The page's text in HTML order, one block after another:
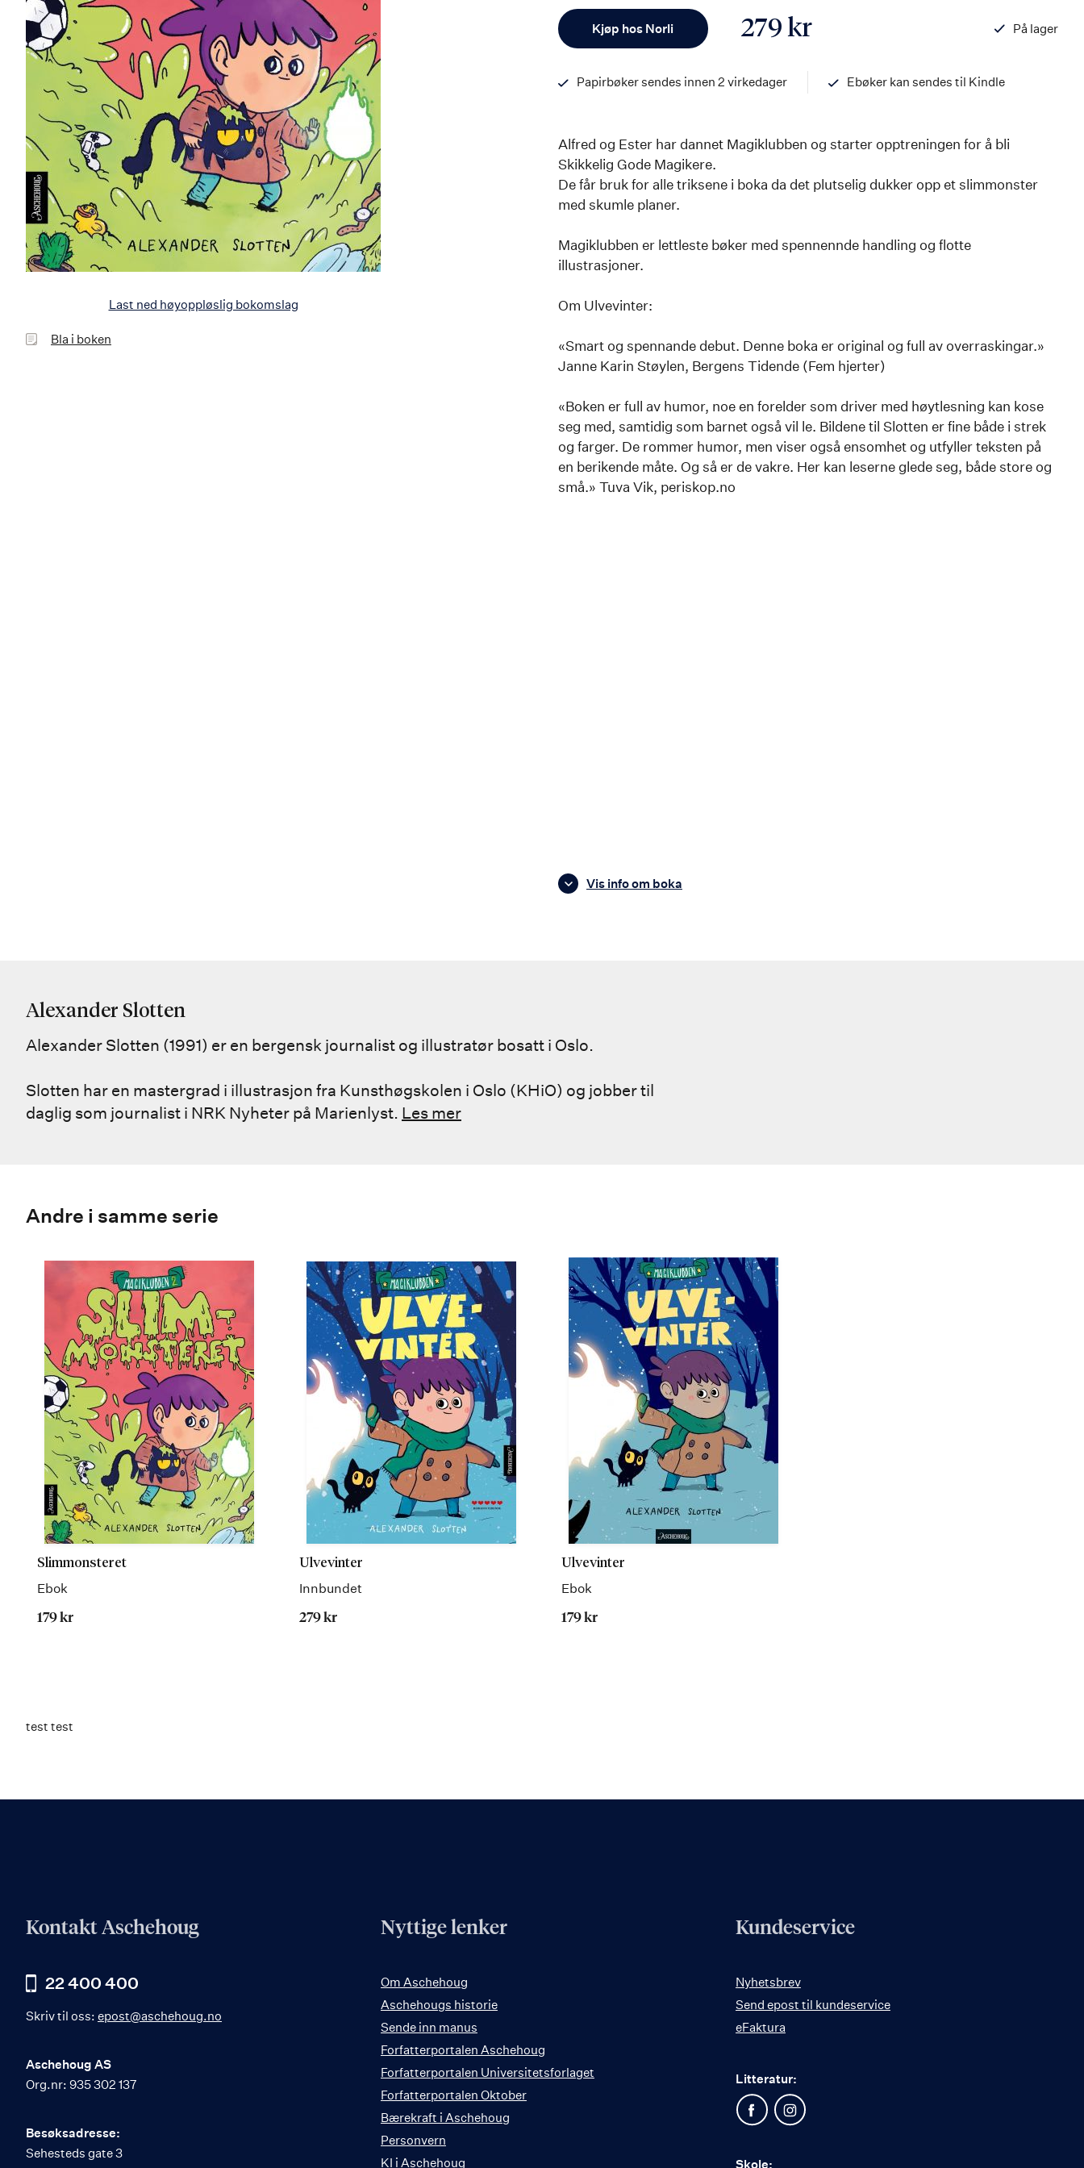
Last ned høyoppløslig bokomslag
BlaBla i boken
Kjøp hos Norli 279 kr
På lager
Papirbøker sendes innen 2 virkedager
Ebøker kan sendes til Kindle
Alfred og Ester har dannet Magiklubben og starter opptreningen for å bli
Skikkelig Gode Magikere.
De får bruk for alle triksene i boka da det plutselig dukker opp et slimmonster
med skumle planer.
Magiklubben er lettleste bøker med spennennde handling og flotte
illustrasjoner.
Om Ulvevinter:
«Smart og spennande debut. Denne boka er original og full av overraskingar.»
Janne Karin Støylen, Bergens Tidende (Fem hjerter)
«Boken er full av humor, noe en forelder som driver med høytlesning kan kose
seg med, samtidig som barnet også vil le. Bildene til Slotten er fine både i strek
og farger. De rommer humor, men viser også ensomhet og utfyller teksten på
en berikende måte. Og så er de vakre. Her kan leserne glede seg, både store og
små.» Tuva Vik, periskop.no
Vis info om boka
Alexander Slotten
Alexander Slotten (1991) er en bergensk journalist og illustratør bosatt i Oslo.
Slotten har en mastergrad i illustrasjon fra Kunsthøgskolen i Oslo (KHiO) og jobber til
daglig som journalist i NRK Nyheter på Marienlyst. Les mer
Andre i samme serie
Slimmonsteret
Ebok
179 kr
Ulvevinter
Innbundet
279 kr
Ulvevinter
Ebok
179 kr
test test
Kontakt Aschehoug
22 400 400
Skriv til oss: epost@aschehoug.no
Aschehoug AS
Org.nr: 935 302 137
Besøksadresse:
Sehesteds gate 3
Nyttige lenker
Om Aschehoug
Aschehougs historie
Sende inn manus
Forfatterportalen Aschehoug
Forfatterportalen Universitetsforlaget
Forfatterportalen Oktober
Bærekraft i Aschehoug
Personvern
KI i Aschehoug
Kundeservice
Nyhetsbrev
Send epost til kundeservice
eFaktura
Litteratur:
Skole: